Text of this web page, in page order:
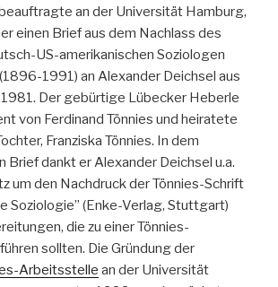
an der Universität Hamburg,
einen Brief aus dem Nachlass des
US-amerikanischen Soziologen
(1896-1991) an Alexander Deichsel aus
Der gebürtige Lübecker Heberle
von Ferdinand Tönnies und heiratete
Franziska Tönnies. In dem
Brief dankt er Alexander Deichsel u.a.
um den Nachdruck der Tönnies-Schrift
Soziologie” (Enke-Verlag, Stuttgart)
die zu einer Tönnies-
sollten. Die Gründung der
Arbeitsstelle an der Universität